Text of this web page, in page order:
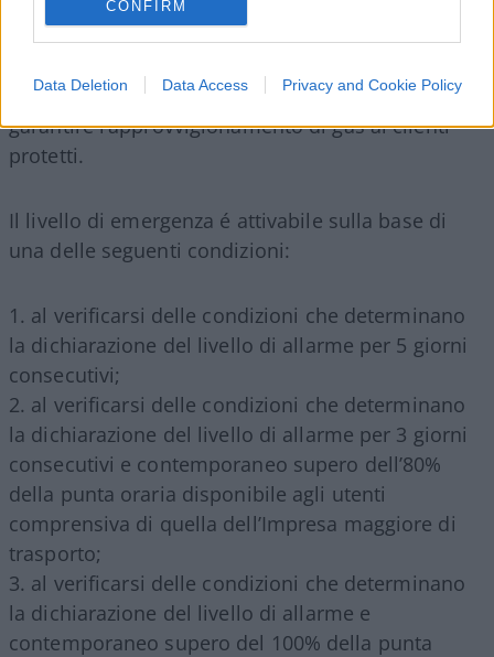
CONFIRM
Data Deletion Data Access Privacy and Cookie Policy
ma la fornitura di gas sia ancora insufficiente a
soddisfare la domanda rimanente di gas e
diverse da quelle di mercato allo scopo di
garantire l’approvvigionamento di gas ai clienti
protetti.
Il livello di emergenza é attivabile sulla base di
una delle seguenti condizioni:
al verificarsi delle condizioni che determinano
la dichiarazione del livello di allarme per 5 giorni
consecutivi;
al verificarsi delle condizioni che determinano
la dichiarazione del livello di allarme per 3 giorni
consecutivi e contemporaneo supero dell’80%
della punta oraria disponibile agli utenti
comprensiva di quella dell’Impresa maggiore di
trasporto;
al verificarsi delle condizioni che determinano
la dichiarazione del livello di allarme e
contemporaneo supero del 100% della punta